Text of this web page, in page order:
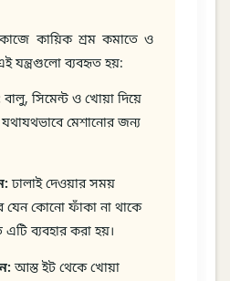
কায়িক শ্রম কমাতে ও
যন্ত্রগুলো ব্যবহৃত হয়:
বালু, সিমেন্ট ও খোয়া দিয়ে
মেশানোর জন্য
ঢালাই দেওয়ার সময়
যেন কোনো ফাঁকা না থাকে
ব্যবহার করা হয়।
আস্ত ইট থেকে খোয়া